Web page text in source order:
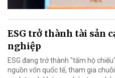
ESG trở thành tài sản
nghiệp
ESG đang trở thành "tấm hộ
nguồn vốn quốc tế, tham gia